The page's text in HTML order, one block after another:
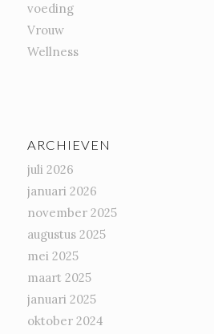
voeding
Vrouw
Wellness
ARCHIEVEN
juli 2026
januari 2026
november 2025
augustus 2025
mei 2025
maart 2025
januari 2025
oktober 2024